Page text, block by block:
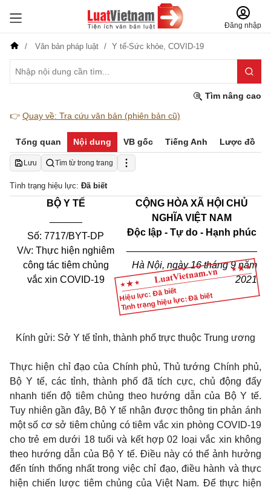
Đăng nhập
Văn bản pháp luật Y tế-Sức khỏe, COVID-19
Tìm nâng cao
👉 Quay về: Tra cứu văn bản (phiên bản cũ)
Tổng quan Nội dung VB gốc Tiếng Anh Lược đồ
Lưu Tìm từ trong trang
Tình trạng hiệu lực: Đã biết
Hiệu lực: Đã biết
Tình trạng hiệu lực: Đã biết
BỘ Y TẾ
Số: 7717/BYT-DP
V/v: Thực hiện nghiêm
công tác tiêm chủng
vắc xin COVID-19
CỘNG HÒA XÃ HỘI CHỦ
NGHĨA VIỆT NAM
Độc lập - Tự do - Hạnh phúc
Hà Nội, ngày 16 tháng 9 năm
2021
Kính gửi: Sở Y tế tỉnh, thành phố trực thuộc Trung ương
Thực hiện chỉ đạo của Chính phủ, Thủ tướng Chính phủ,
Bộ Y tế, các tỉnh, thành phố đã tích cực, chủ động đẩy
nhanh tiến độ tiêm chủng theo hướng dẫn của Bộ Y tế.
Tuy nhiên gần đây, Bộ Y tế nhận được thông tin phản ánh
một số cơ sở tiêm chủng có tiêm vắc xin phòng COVID-19
cho trẻ em dưới 18 tuổi và kết hợp 02 loại vắc xin không
theo hướng dẫn của Bộ Y tế. Điều này có thể ảnh hưởng
đến tính thống nhất trong việc chỉ đạo, điều hành và thực
hiện chiến lược tiêm chủng của Việt Nam. Để thực hiện